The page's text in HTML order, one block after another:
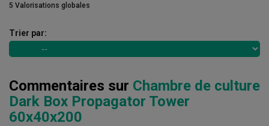
5 Valorisations globales
Trier par:
Commentaires sur Chambre de culture
Dark Box Propagator Tower
60x40x200